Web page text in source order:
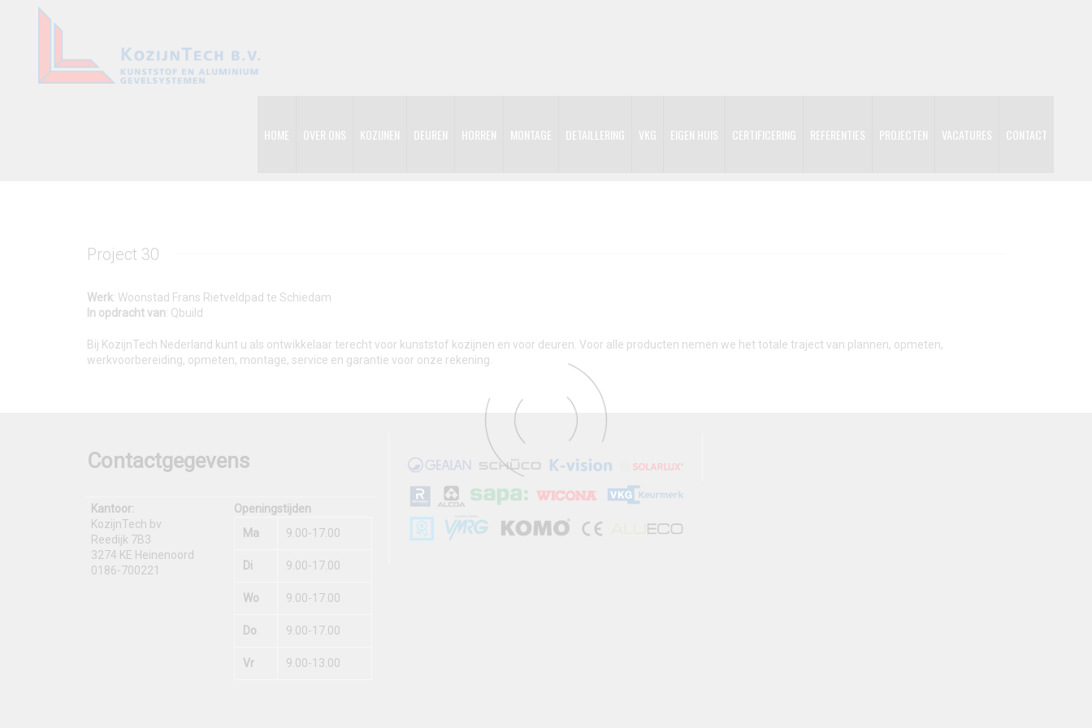
HOME OVER ONS KOZIJNEN DEUREN HORREN MONTAGE DETAILLERING VKG EIGEN HUIS CERTIFICERING REFERENTIES PROJECTEN VACATURES CONTACT
Project 30
Werk: Woonstad Frans Rietveldpad te Schiedam
In opdracht van: Qbuild
Bij KozijnTech Nederland kunt u als ontwikkelaar terecht voor kunststof kozijnen en voor deuren. Voor alle producten nemen we het totale traject van plannen, opmeten,
werkvoorbereiding, opmeten, montage, service en garantie voor onze rekening.
Contactgegevens
Kantoor:
KozijnTech bv
Reedijk 7B3
3274 KE Heinenoord
0186-700221
Openingstijden
Ma
9.00-17.00
Di 9.00-17.00
Wo 9.00-17.00
Do 9.00-17.00
Vr 9.00-13.00